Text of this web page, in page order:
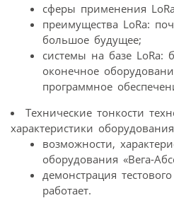
сферы применения
преимущества LoRa:
большое будущее;
системы на базе LoRa:
оконечное
программное
Технические тонкости
характеристики
возможности,
оборудования «Вега-
демонстрация
работает.